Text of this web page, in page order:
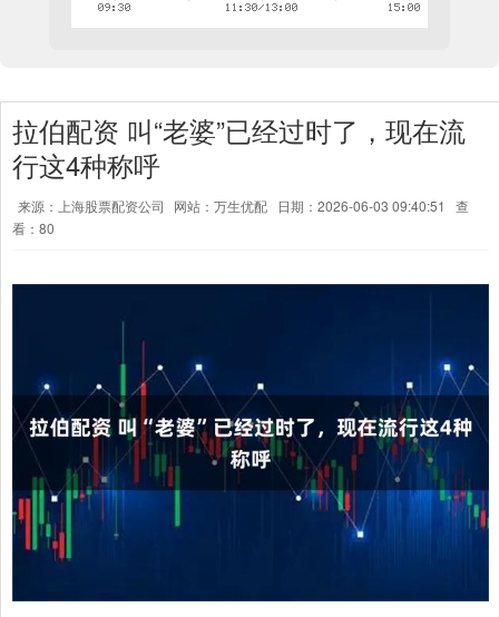
拉伯配资 叫“老婆”已经过时了，现在流
行这4种称呼
来源：上海股票配资公司 网站：万生优配 日期：2026-06-03 09:40:51
查
看：80